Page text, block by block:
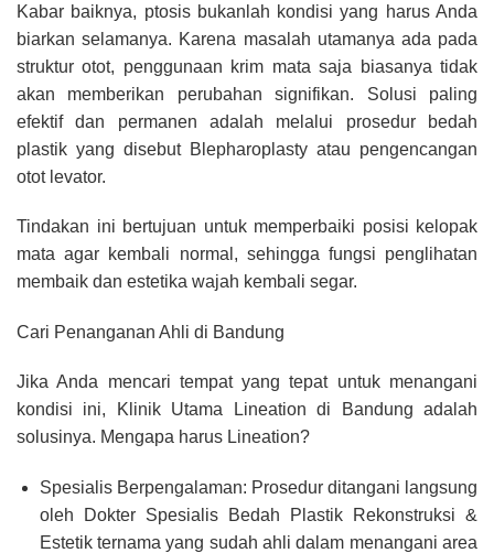
Kabar baiknya, ptosis bukanlah kondisi yang harus Anda
biarkan selamanya. Karena masalah utamanya ada pada
struktur otot, penggunaan krim mata saja biasanya tidak
akan memberikan perubahan signifikan. Solusi paling
efektif dan permanen adalah melalui prosedur bedah
plastik yang disebut Blepharoplasty atau pengencangan
otot levator.
Tindakan ini bertujuan untuk memperbaiki posisi kelopak
mata agar kembali normal, sehingga fungsi penglihatan
membaik dan estetika wajah kembali segar.
Cari Penanganan Ahli di Bandung
Jika Anda mencari tempat yang tepat untuk menangani
kondisi ini, Klinik Utama Lineation di Bandung adalah
solusinya. Mengapa harus Lineation?
Spesialis Berpengalaman: Prosedur ditangani langsung
oleh Dokter Spesialis Bedah Plastik Rekonstruksi &
Estetik ternama yang sudah ahli dalam menangani area